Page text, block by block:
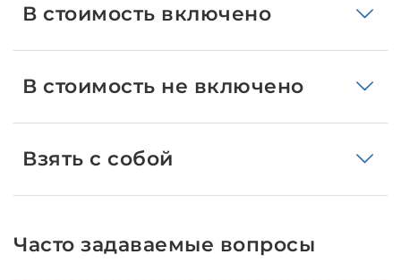
В стоимость включено
В стоимость не включено
Взять с собой
Часто задаваемые вопросы